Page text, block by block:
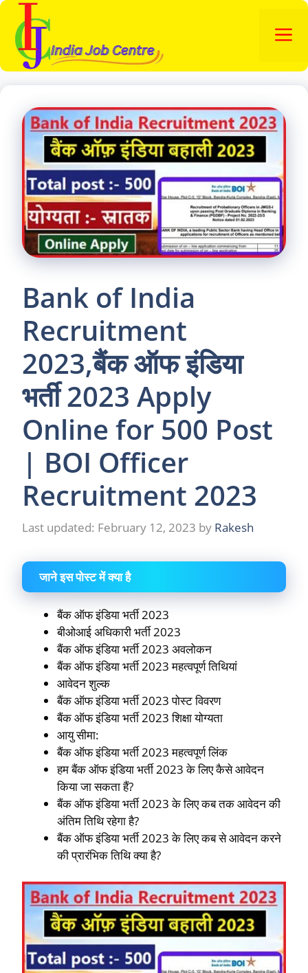
Skip
content
Bank of India
Recruitment
2023,बैंक ऑफ इंडिया
भर्ती 2023 Apply
Online for 500 Post
| BOI Officer
Recruitment 2023
February 12, 2023 by Rakesh
जाने इस पोस्ट में क्या है
बैंक ऑफ इंडिया भर्ती 2023
बीओआई अधिकारी भर्ती 2023
बैंक ऑफ इंडिया भर्ती 2023 अवलोकन
बैंक ऑफ इंडिया भर्ती 2023 महत्वपूर्ण तिथियां
आवेदन शुल्क
बैंक ऑफ इंडिया भर्ती 2023 पोस्ट विवरण
बैंक ऑफ इंडिया भर्ती 2023 शिक्षा योग्यता
आयु सीमा:
बैंक ऑफ इंडिया भर्ती 2023 महत्वपूर्ण लिंक
हम बैंक ऑफ इंडिया भर्ती 2023 के लिए कैसे आवेदन
किया जा सकता हैं?
बैंक ऑफ इंडिया भर्ती 2023 के लिए कब तक आवेदन की
अंतिम तिथि रहेगा है?
बैंक ऑफ इंडिया भर्ती 2023 के लिए कब से आवेदन करने
की प्रारंभिक तिथि क्या है?